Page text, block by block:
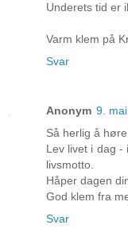
Underets tid er
Varm klem på
Svar
Anonym 9.
Så herlig å
Lev livet i dag
livsmotto.
Håper dagen
God klem fra
Svar